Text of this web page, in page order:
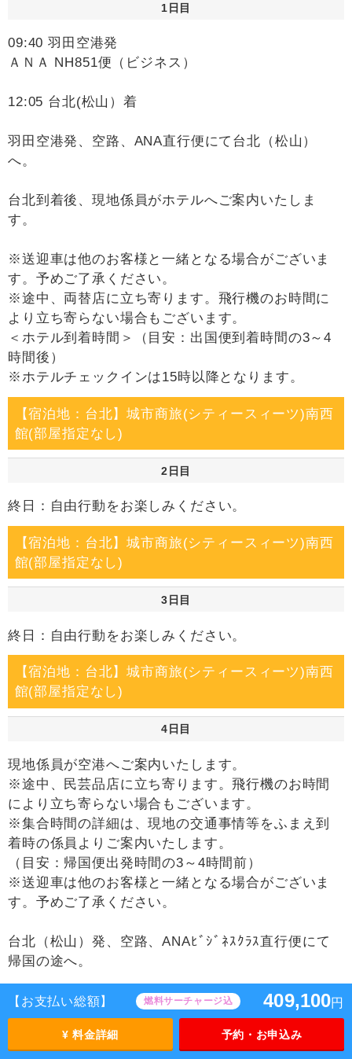
【お支払い総額】 燃料サーチャージ込 409,100円
¥ 料金詳細 予約・お申込み
1日目
09:40 羽田空港発
ＡＮＡ NH851便（ビジネス）
12:05 台北(松山）着
羽田空港発、空路、ANA直行便にて台北（松山）
へ。
台北到着後、現地係員がホテルへご案内いたしま
す。
※送迎車は他のお客様と一緒となる場合がございま
す。予めご了承ください。
※途中、両替店に立ち寄ります。飛行機のお時間に
より立ち寄らない場合もございます。
＜ホテル到着時間＞（目安：出国便到着時間の3～4
時間後）
※ホテルチェックインは15時以降となります。
【宿泊地：台北】城市商旅(シティースィーツ)南西
館(部屋指定なし)
2日目
終日：自由行動をお楽しみください。
【宿泊地：台北】城市商旅(シティースィーツ)南西
館(部屋指定なし)
3日目
終日：自由行動をお楽しみください。
【宿泊地：台北】城市商旅(シティースィーツ)南西
館(部屋指定なし)
4日目
現地係員が空港へご案内いたします。
※途中、民芸品店に立ち寄ります。飛行機のお時間
により立ち寄らない場合もございます。
※集合時間の詳細は、現地の交通事情等をふまえ到
着時の係員よりご案内いたします。
（目安：帰国便出発時間の3～4時間前）
※送迎車は他のお客様と一緒となる場合がございま
す。予めご了承ください。
台北（松山）発、空路、ANAﾋﾞｼﾞﾈｽｸﾗｽ直行便にて
帰国の途へ。
羽田空港着。通関後、解散となります。
～～ おつかれさまでした ～～